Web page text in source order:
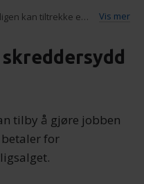
trafikken vår. Vi deler
medier,
kan kombinere den
tilgjengelig for dem,
i tillegg til provisjonen du betaler til megleren
tilby å gjøre jobben
for